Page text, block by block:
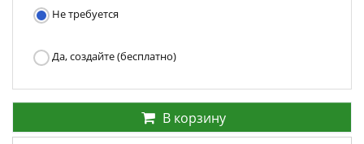
Не требуется
Да, создайте (бесплатно)
В корзину